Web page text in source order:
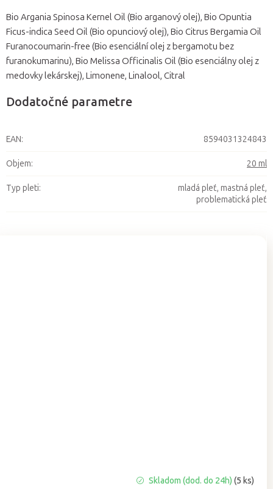
Skladom (dod. do 24h)(5 ks)
Bio Argania Spinosa Kernel Oil (Bio arganový olej), Bio Opuntia
Ficus-indica Seed Oil (Bio opunciový olej), Bio Citrus Bergamia Oil
Furanocoumarin-free (Bio esenciální olej z bergamotu bez
furanokumarinu), Bio Melissa Officinalis Oil (Bio esenciálny olej z
medovky lekárskej), Limonene, Linalool, Citral
Dodatočné parametre
EAN: 8594031324843
Objem: 20 ml
Typ pleti:
mladá pleť, mastná pleť,
problematická pleť